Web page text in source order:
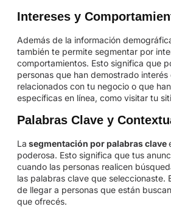
Intereses y
Además de la información
también te permite segmentar por
comportamientos. Esto significa que
personas que han demostrado interés
relacionados con tu negocio o que
específicas en línea, como visitar tu
Palabras Clave y
La segmentación por palabras clave
poderosa. Esto significa que tus
cuando las personas realicen
las palabras clave que seleccionaste.
de llegar a personas que están
que ofrecés.